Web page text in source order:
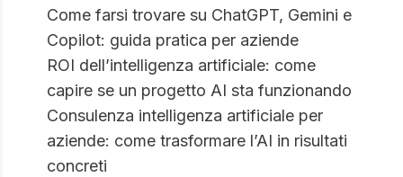
Come farsi trovare su ChatGPT, Gemini e
Copilot: guida pratica per aziende
ROI dell’intelligenza artificiale: come
capire se un progetto AI sta funzionando
Consulenza intelligenza artificiale per
aziende: come trasformare l’AI in risultati
concreti